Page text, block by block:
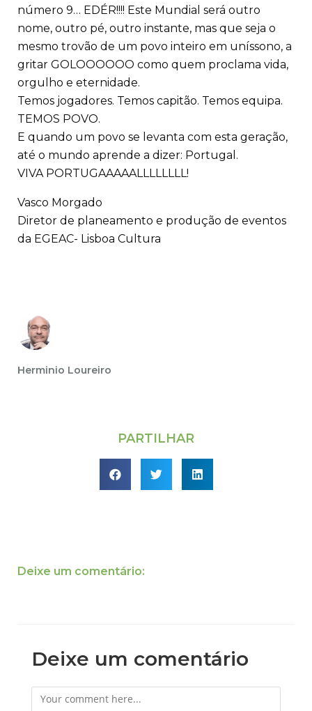
número 9… EDÉR!!!! Este Mundial será outro
nome, outro pé, outro instante, mas que seja o
mesmo trovão de um povo inteiro em uníssono, a
gritar GOLOOOOOO como quem proclama vida,
orgulho e eternidade.
Temos jogadores. Temos capitão. Temos equipa.
TEMOS POVO.
E quando um povo se levanta com esta geração,
até o mundo aprende a dizer: Portugal.
VIVA PORTUGAAAAALLLLLLLL!
Vasco Morgado
Diretor de planeamento e produção de eventos
da EGEAC- Lisboa Cultura
Herminio Loureiro
PARTILHAR
Deixe um comentário:
Deixe um comentário